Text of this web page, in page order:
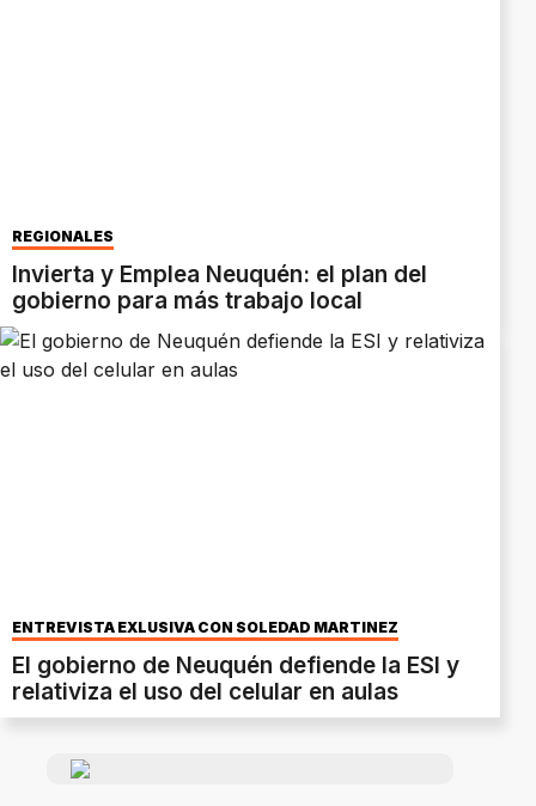
REGIONALES
Invierta y Emplea Neuquén: el plan del
gobierno para más trabajo local
ENTREVISTA EXLUSIVA CON SOLEDAD MARTÍNEZ
El gobierno de Neuquén defiende la ESI y
relativiza el uso del celular en aulas